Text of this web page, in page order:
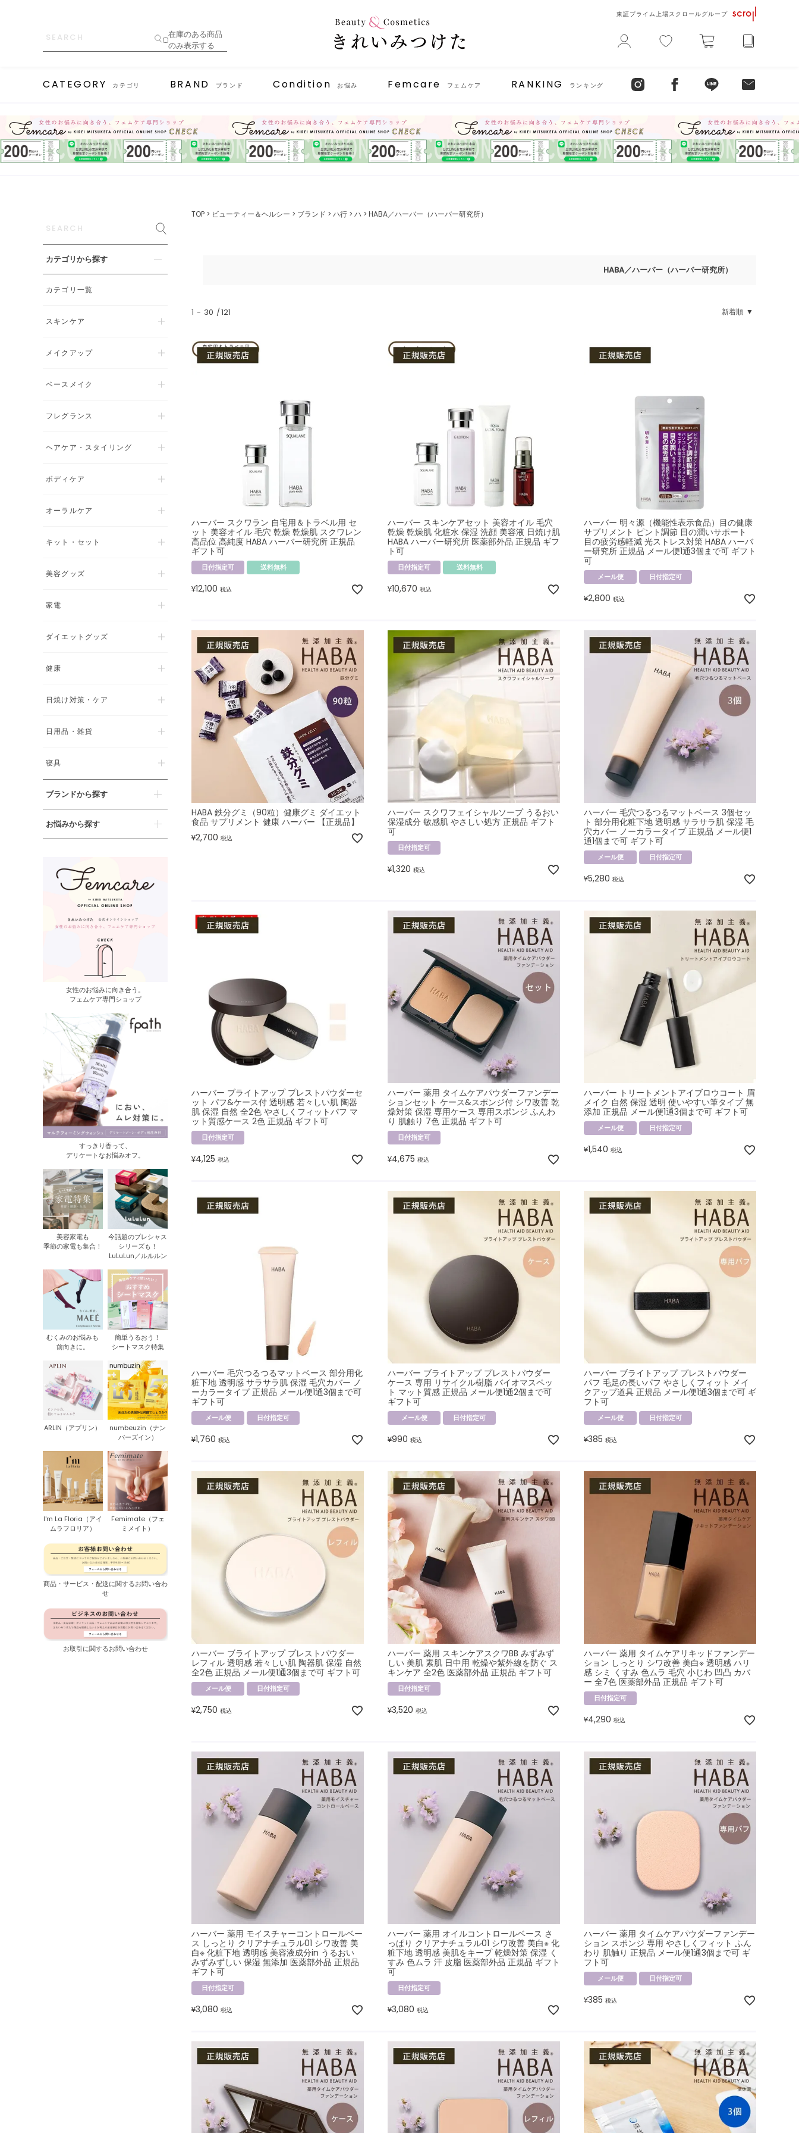
在庫のある商品
のみ表示する
東証プライム上場スクロールグループ
CATEGORY カテゴリ BRAND ブランド Condition お悩み Femcare フェムケア RANKING ランキング
カテゴリから探す
カテゴリ一覧
スキンケア
メイクアップ
ベースメイク
フレグランス
ヘアケア・スタイリング
ボディケア
オーラルケア
キット・セット
美容グッズ
家電
ダイエットグッズ
健康
日焼け対策・ケア
日用品・雑貨
寝具
ブランドから探す
お悩みから探す
女性のお悩みに向き合う。
フェムケア専門ショップ
すっきり香って、
デリケートなお悩みオフ。
美容家電も
季節の家電も集合！
今話題のプレシャス
シリーズも！
LuLuLun／ルルルン
むくみのお悩みも
前向きに。
簡単うるおう！
シートマスク特集
ARLIN（アプリン）
numbeuzin（ナン
バーズイン）
I'm La Floria（アイ
ムラフロリア）
Femimate（フェ
ミメイト）
商品・サービス・配送に関するお問い合わ
せ
お取引に関するお問い合わせ
TOP ビューティー＆ヘルシー ブランド ハ行 ハ HABA／ハーバー（ハーバー研究所）
HABA／ハーバー（ハーバー研究所）
新着順
1 - 30 121
ハーバー スクワラン 自宅用＆トラベル用 セ
ット 美容オイル 毛穴 乾燥 乾燥肌 スクワレン
高品位 高純度 HABA ハーバー研究所 正規品
ギフト可
日付指定可 送料無料
¥12,100 税込
ハーバー スキンケアセット 美容オイル 毛穴
乾燥 乾燥肌 化粧水 保湿 洗顔 美容液 日焼け肌
HABA ハーバー研究所 医薬部外品 正規品 ギフ
ト可
日付指定可 送料無料
¥10,670 税込
ハーバー 明々源（機能性表示食品）目の健康
サプリメント ピント調節 目の潤いサポート
目の疲労感軽減 光ストレス対策 HABA ハーバ
ー研究所 正規品 メール便1通3個まで可 ギフト
可
メール便 日付指定可
¥2,800 税込
HABA 鉄分グミ（90粒）健康グミ ダイエット
食品 サプリメント 健康 ハーバー 【正規品】
¥2,700 税込
ハーバー スクワフェイシャルソープ うるおい
保湿成分 敏感肌 やさしい処方 正規品 ギフト
可
日付指定可
¥1,320 税込
ハーバー 毛穴つるつるマットベース 3個セッ
ト 部分用化粧下地 透明感 サラサラ肌 保湿 毛
穴カバー ノーカラータイプ 正規品 メール便1
通1個まで可 ギフト可
メール便 日付指定可
¥5,280 税込
ハーバー ブライトアップ プレストパウダーセ
ット パフ&ケース付 透明感 若々しい肌 陶器
肌 保湿 自然 全2色 やさしくフィットパフ マ
ット質感ケース 2色 正規品 ギフト可
日付指定可
¥4,125 税込
ハーバー 薬用 タイムケアパウダーファンデー
ションセット ケース&スポンジ付 シワ改善 乾
燥対策 保湿 専用ケース 専用スポンジ ふんわ
り 肌触り 7色 正規品 ギフト可
日付指定可
¥4,675 税込
ハーバー トリートメントアイブロウコート 眉
メイク 自然 保湿 透明 使いやすい筆タイプ 無
添加 正規品 メール便1通3個まで可 ギフト可
メール便 日付指定可
¥1,540 税込
ハーバー 毛穴つるつるマットベース 部分用化
粧下地 透明感 サラサラ肌 保湿 毛穴カバー ノ
ーカラータイプ 正規品 メール便1通3個まで可
ギフト可
メール便 日付指定可
¥1,760 税込
ハーバー ブライトアップ プレストパウダー
ケース 専用 リサイクル樹脂 バイオマスペッ
ト マット質感 正規品 メール便1通2個まで可
ギフト可
メール便 日付指定可
¥990 税込
ハーバー ブライトアップ プレストパウダー
パフ 毛足の長いパフ やさしくフィット メイ
クアップ道具 正規品 メール便1通3個まで可 ギ
フト可
メール便 日付指定可
¥385 税込
ハーバー ブライトアップ プレストパウダー
レフィル 透明感 若々しい肌 陶器肌 保湿 自然
全2色 正規品 メール便1通3個まで可 ギフト可
メール便 日付指定可
¥2,750 税込
ハーバー 薬用 スキンケアスクワBB みずみず
しい 美肌 素肌 日中用 乾燥や紫外線を防ぐ ス
キンケア 全2色 医薬部外品 正規品 ギフト可
日付指定可
¥3,520 税込
ハーバー 薬用 タイムケアリキッドファンデー
ション しっとり シワ改善 美白※ 透明感 ハリ
感 シミ くすみ 色ムラ 毛穴 小じわ 凹凸 カバ
ー 全7色 医薬部外品 正規品 ギフト可
日付指定可
¥4,290 税込
ハーバー 薬用 モイスチャーコントロールベー
ス しっとり クリアナチュラル01 シワ改善 美
白※ 化粧下地 透明感 美容液成分in うるおい
みずみずしい 保湿 無添加 医薬部外品 正規品
ギフト可
日付指定可
¥3,080 税込
ハーバー 薬用 オイルコントロールベース さ
っぱり クリアナチュラル01 シワ改善 美白※ 化
粧下地 透明感 美肌をキープ 乾燥対策 保湿 く
すみ 色ムラ 汗 皮脂 医薬部外品 正規品 ギフト
可
日付指定可
¥3,080 税込
ハーバー 薬用 タイムケアパウダーファンデー
ション スポンジ 専用 やさしくフィット ふん
わり 肌触り 正規品 メール便1通3個まで可 ギ
フト可
メール便 日付指定可
¥385 税込